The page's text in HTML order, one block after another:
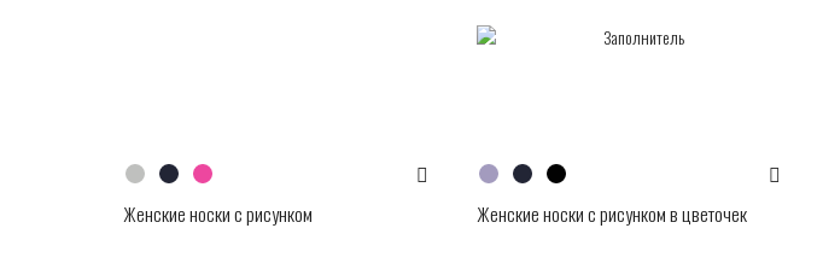
Женские носки с рисунком Женские носки с рисунком в цветочек